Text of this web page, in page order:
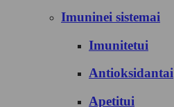
Imuninei sistemai
Imunitetui
Antioksidantai
Apetitui